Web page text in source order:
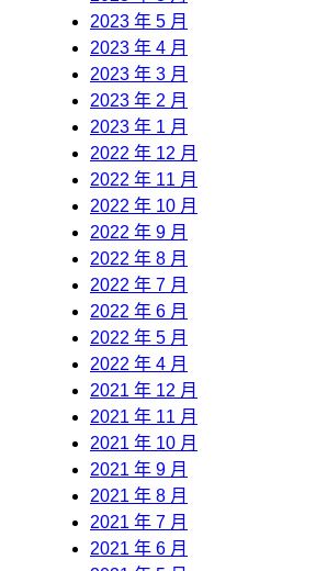
2023 年 5 月
2023 年 4 月
2023 年 3 月
2023 年 2 月
2023 年 1 月
2022 年 12 月
2022 年 11 月
2022 年 10 月
2022 年 9 月
2022 年 8 月
2022 年 7 月
2022 年 6 月
2022 年 5 月
2022 年 4 月
2021 年 12 月
2021 年 11 月
2021 年 10 月
2021 年 9 月
2021 年 8 月
2021 年 7 月
2021 年 6 月